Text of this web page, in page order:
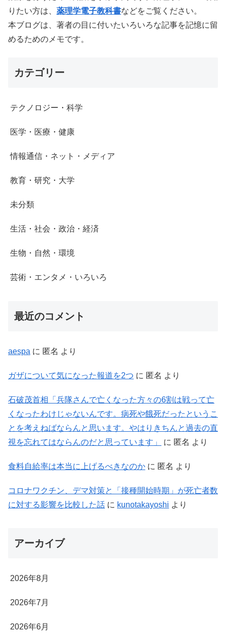
りたい方は、 薬理学電子教科書などをご覧ください。
本ブログは、著者の目に付いたいろいろな記事を記憶に留
めるためのメモです。
カテゴリー
テクノロジー・科学
医学・医療・健康
情報通信・ネット・メディア
教育・研究・大学
未分類
生活・社会・政治・経済
生物・自然・環境
芸術・エンタメ・いろいろ
最近のコメント
aespa に 匿名 より
ガザについて気になった報道を2つ に 匿名 より
石破茂首相「兵隊さんで亡くなった方々の6割は戦って亡
くなったわけじゃないんです。病死や餓死だったというこ
とを考えねばならんと思います。やはりきちんと過去の直
視を忘れてはならんのだと思っています」
に 匿名 より
食料自給率は本当に上げるべきなのか に 匿名 より
コロナワクチン、デマ対策と「接種開始時期」が死亡者数
に対する影響を比較した話 に kunotakayoshi より
アーカイブ
2026年8月
2026年7月
2026年6月